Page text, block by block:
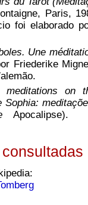
Paris,
foi elaborado
Une
Friederike
meditations on
Sophia:
Apocalipse).